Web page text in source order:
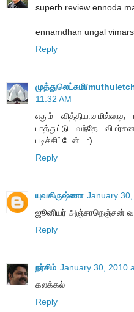
superb review ennoda
ennamdhan ungal
Reply
முத்துலெட்சுமி/
11:32 AM
எதும்
பாத்துட்டு வந்தே
படிச்சிட்டேன்.. :)
Reply
யுவகிருஷ்ணா January
ஜூனியர் அஞ்சாநெஞ்சன்
Reply
நர்சிம் January 30, 2010
கலக்கல்
Reply